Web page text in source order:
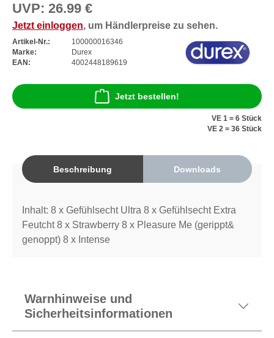
UVP: 26.99 €
Jetzt einloggen, um Händlerpreise zu sehen.
Artikel-Nr.:
100000016346
Marke:
Durex
EAN:
4002448189619
Jetzt bestellen!
VE 1 = 6 Stück
VE 2 = 36 Stück
Beschreibung Downloads
Inhalt: 8 x Gefühlsecht Ultra 8 x Gefühlsecht Extra
Feutcht 8 x Strawberry 8 x Pleasure Me (gerippt&
genoppt) 8 x Intense
Warnhinweise und
Sicherheitsinformationen